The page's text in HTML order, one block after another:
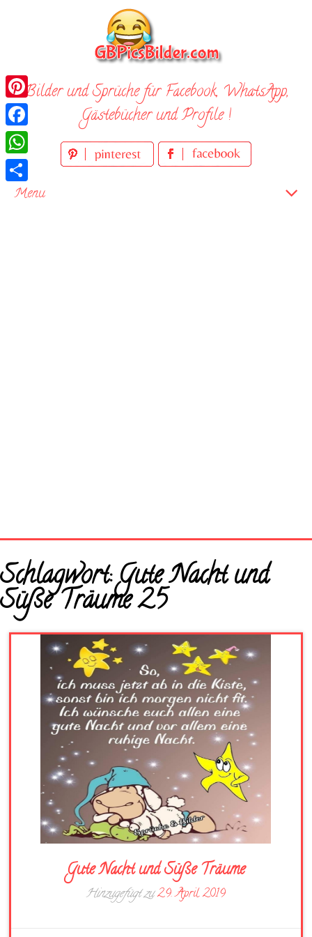
Bilder und Sprüche für Facebook, WhatsApp,
Gästebücher und Profile !
Menu
Startseite
Neue Bilder
Schlagwort:Gute Nacht und
Süße Träume 25
Gute Nacht und Süße Träume
Hinzugefügt zu29. April 2019
Pinterest
Facebook
WhatsApp
Teilen